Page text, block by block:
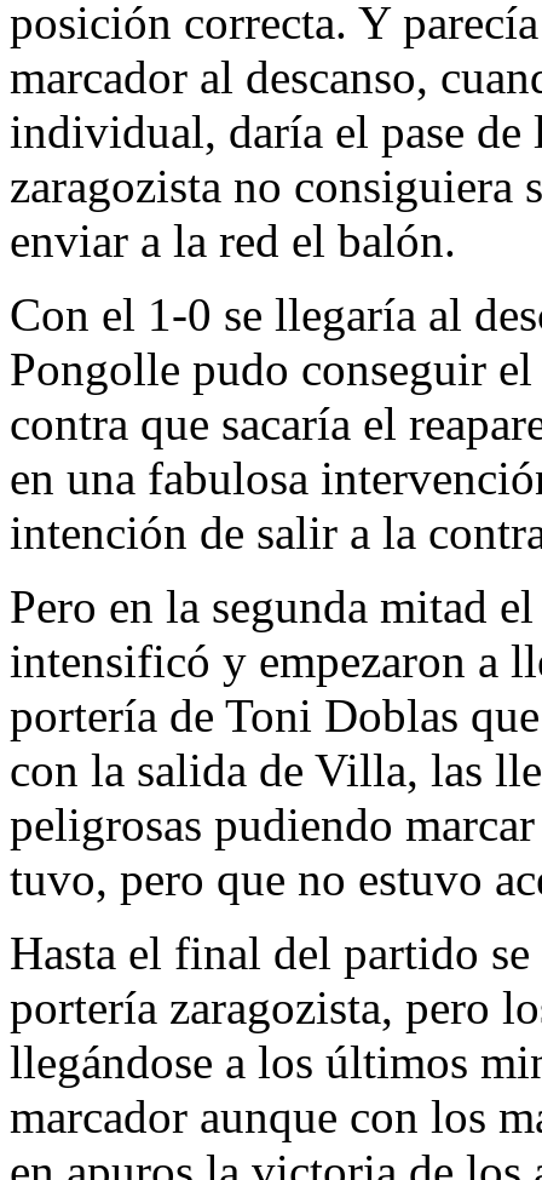
posición correcta. Y
marcador al descanso,
individual, daría el pase de
zaragozista no consiguiera
enviar a la red el balón.
Con el 1-0 se llegaría al
Pongolle pudo conseguir
contra que sacaría el
en una fabulosa
intención de salir a la
Pero en la segunda mitad
intensificó y empezaron a
portería de Toni Doblas
con la salida de Villa, las
peligrosas pudiendo
tuvo, pero que no estuvo
Hasta el final del partido
portería zaragozista, pero
llegándose a los últimos
marcador aunque con los